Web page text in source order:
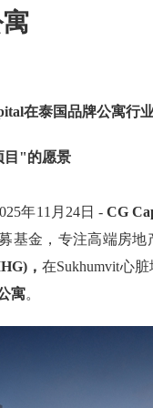
在泰国品牌公寓行
目"的愿景
年11月24日 - CG
基金，专注高端房
，在Sukhumvit心
寓。